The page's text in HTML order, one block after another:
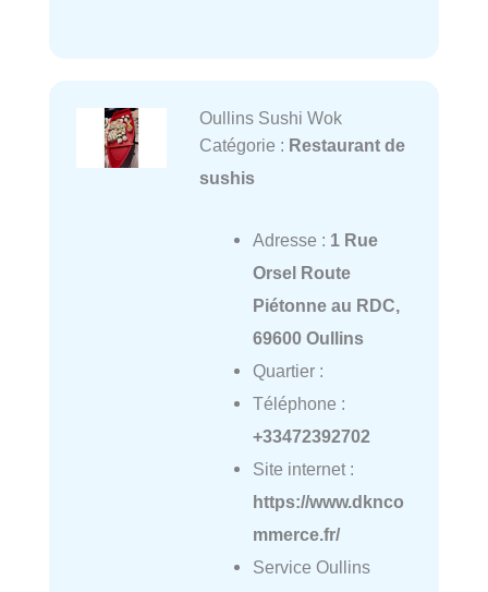
Oullins Sushi Wok
Catégorie : Restaurant de
sushis
Adresse : 1 Rue
Orsel Route
Piétonne au RDC,
69600 Oullins
Quartier :
Téléphone :
+33472392702
Site internet :
https://www.dknco
mmerce.fr/
Service Oullins